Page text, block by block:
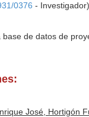
0376 - Investigador)
de datos de
José, Hortigón